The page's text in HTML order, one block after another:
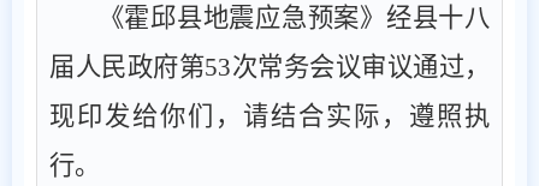
《霍邱县地震应急预案》 经县十八
届人民政府第53次常务会议审议通过，
现印发给你们，请结合实际， 遵照执
行。